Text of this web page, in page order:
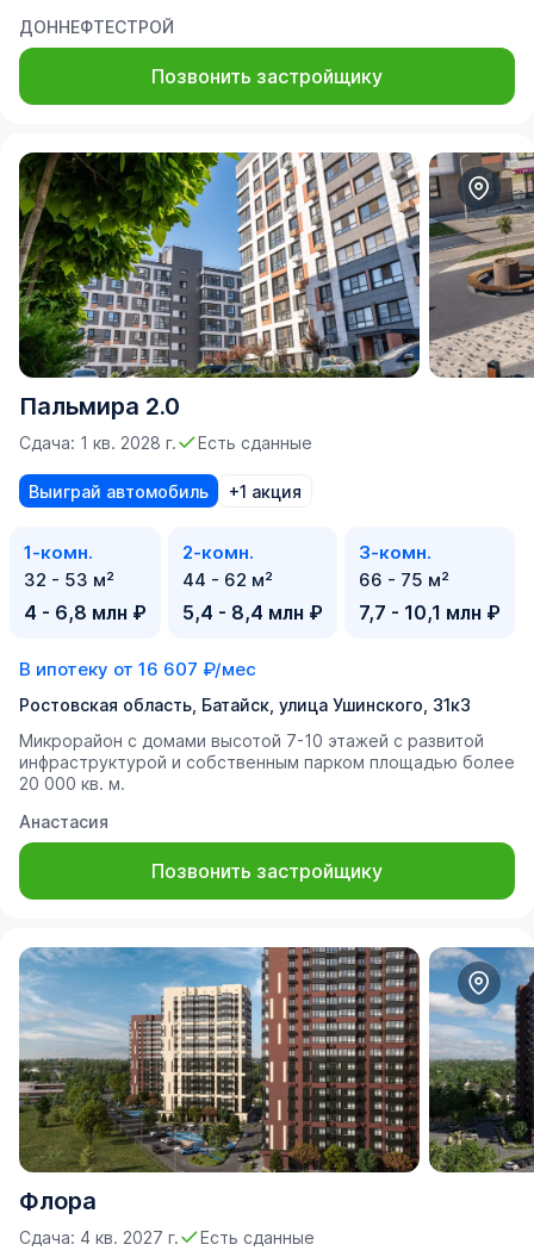
ДОННЕФТЕСТРОЙ
Позвонить застройщику
Пальмира 2.0
Сдача: 1 кв. 2028 г. Есть сданные
Выиграй автомобиль +1 акция
1-комн.
32 - 53 м²
4 - 6,8 млн ₽
2-комн.
44 - 62 м²
5,4 - 8,4 млн ₽
3-комн.
66 - 75 м²
7,7 - 10,1 млн ₽
В ипотеку от 16 607 ₽/мес
Ростовская область, Батайск, улица Ушинского, 31к3
Микрорайон с домами высотой 7-10 этажей с развитой
инфраструктурой и собственным парком площадью более
20 000 кв. м.
Анастасия
Позвонить застройщику
Флора
Сдача: 4 кв. 2027 г. Есть сданные